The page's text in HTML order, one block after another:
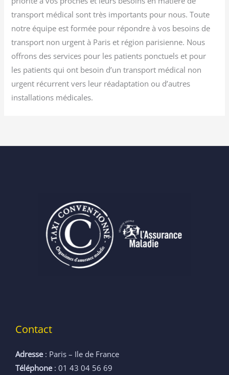
transport médical sont très importants pour nous. Toute
notre équipe est formée pour répondre à vos besoins de
transport non urgent à Paris et région parisienne. Nous
offrons des services pour les patients ponctuels et pour
les patients qui ont besoin d’un transport médical non
urgent récurrent vers leur réadaptation ou d’autres
installations médicales.
Contact
Adresse: Paris – Ile de France
Téléphone: 01 43 04 56 69